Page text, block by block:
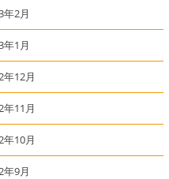
年2月
年1月
年12月
年11月
年10月
年9月